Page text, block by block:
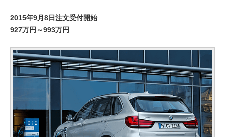
2015年9月8日注文受付開始
927万円～993万円